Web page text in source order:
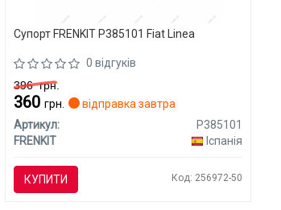
Супорт FRENKIT P385101 Fiat Linea
0 відгуків
396грн.
360грн.
відправка завтра
Артикул:
P385101
FRENKIT
Іспанія
КУПИТИ Код: 256972-50